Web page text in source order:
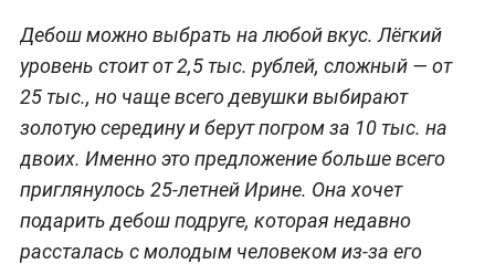
Дебош можно выбрать на любой вкус. Лёгкий
уровень стоит от 2,5 тыс. рублей, сложный — от
25 тыс., но чаще всего девушки выбирают
золотую середину и берут погром за 10 тыс. на
двоих. Именно это предложение больше всего
приглянулось 25-летней Ирине. Она хочет
подарить дебош подруге, которая недавно
рассталась с молодым человеком из-за его